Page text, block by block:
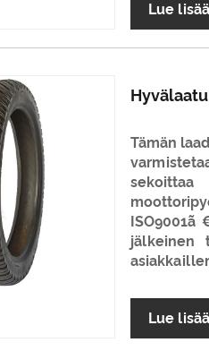
Lue lisää
Tämän
jälkeinen
Lue lisää